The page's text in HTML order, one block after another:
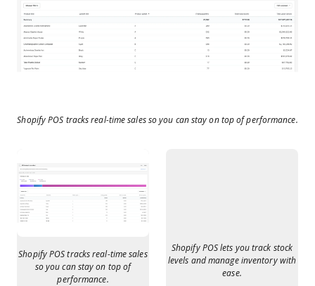
Shopify POS tracks real-time sales so you can stay on top of performance.
Shopify POS tracks real-time sales
so you can stay on top of
performance.
Shopify POS lets you track stock
levels and manage inventory with
ease.